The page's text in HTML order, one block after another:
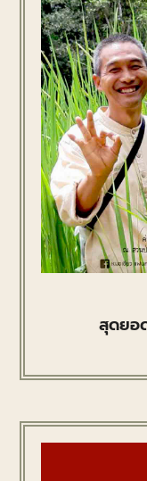
สุดยอ